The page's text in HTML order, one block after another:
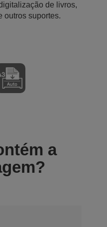
de livros,
outros suportes.
a